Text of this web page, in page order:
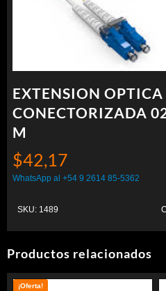
EXTENSION
CONECTORIZADA
M
$42,17
WhatsApp al +54 9 2614 85-5362
SKU: 1489
Productos relacionados
¡Oferta!